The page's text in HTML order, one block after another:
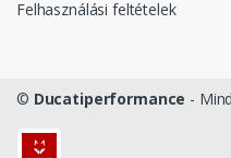
Felhasználási feltételek
© Ducatiperformance -